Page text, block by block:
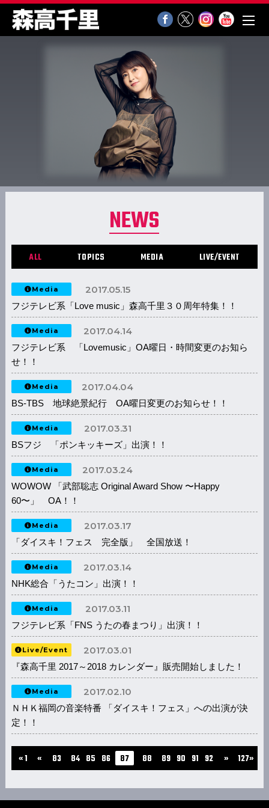
NEWS
ALL TOPICS MEDIA LIVE/EVENT
Media 2017.05.15
フジテレビ系「Love music」森高千里３０周年特集！！
Media 2017.04.14
フジテレビ系 「Lovemusic」OA曜日・時間変更のお知ら
せ！！
Media 2017.04.04
BS-TBS 地球絶景紀行 OA曜日変更のお知らせ！！
Media 2017.03.31
BSフジ 「ポンキッキーズ」出演！！
Media 2017.03.24
WOWOW 「武部聡志 Original Award Show 〜Happy
60〜」 OA！！
Media 2017.03.17
「ダイスキ！フェス 完全版」 全国放送！
Media 2017.03.14
NHK総合「うたコン」出演！！
Media 2017.03.11
フジテレビ系「FNS うたの春まつり」出演！！
Live/Event 2017.03.01
『森高千里 2017～2018 カレンダー』販売開始しました！
Media 2017.02.10
ＮＨＫ福岡の音楽特番 「ダイスキ！フェス」への出演が決
定！！
« 1 « 83 84 85 86 87 88 89 90 91 92 » 127»